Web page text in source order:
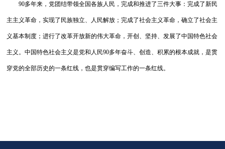
90多年来，党团结带领全国各族人民，完成和推进了三件大事：完成了新民
主主义革命，实现了民族独立、人民解放；完成了社会主义革命，确立了社会主
义基本制度；进行了改革开放新的伟大革命，开创、坚持、发展了中国特色社会
主义。中国特色社会主义是党和人民90多年奋斗、创造、积累的根本成就，是贯
穿党的全部历史的一条红线，也是贯穿编写工作的一条红线。